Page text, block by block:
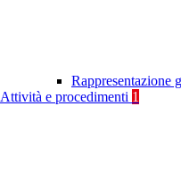
Rappresentazione
Attività e procedimenti 1